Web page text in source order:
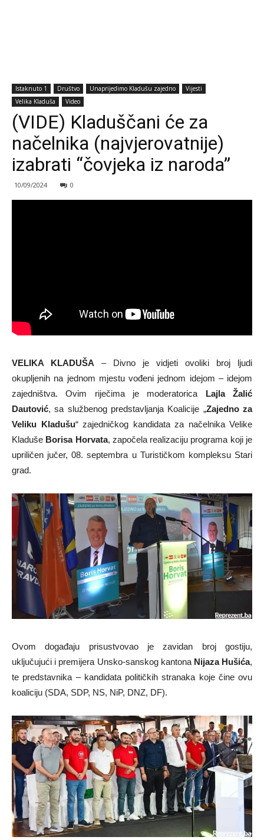
Istaknuto 1 Društvo Unaprijedimo Kladušu zajedno
Vijesti
Velika Kladuša
Video
(VIDE) Kladuščani će za
načelnika (najvjerovatnije)
izabrati “čovjeka iz naroda”
10/09/2024 0
VELIKA KLADUŠA – Divno je vidjeti ovoliki broj ljudi
okupljenih na jednom mjestu vođeni jednom idejom – idejom
zajedništva. Ovim riječima je moderatorica Lajla Žalić
Dautović, sa službenog predstavljanja Koalicije „Zajedno za
Veliku Kladušu“ zajedničkog kandidata za načelnika Velike
Kladuše Borisa Horvata, započela realizaciju programa koji je
upriličen jučer, 08. septembra u Turističkom kompleksu Stari
grad.
Ovom događaju prisustvovao je zavidan broj gostiju,
uključujući i premijera Unsko-sanskog kantona Nijaza Hušića,
te predstavnika – kandidata političkih stranaka koje čine ovu
koaliciju (SDA, SDP, NS, NiP, DNZ, DF).